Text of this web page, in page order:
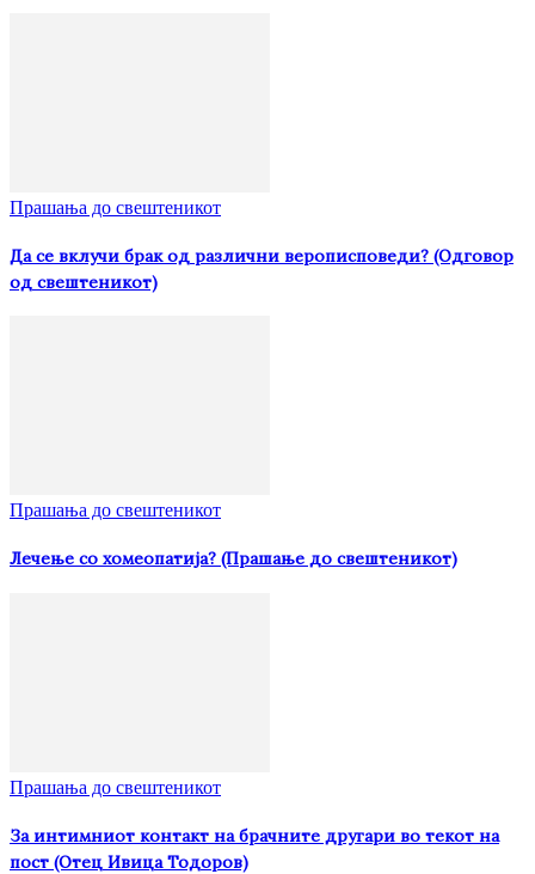
Прашања до свештеникот
Да се вклучи брак од различни верописповеди? (Одговор
од свештеникот)
Прашања до свештеникот
Лечење со хомеопатија? (Прашање до свештеникот)
Прашања до свештеникот
За интимниот контакт на брачните другари во текот на
пост (Отец Ивица Тодоров)